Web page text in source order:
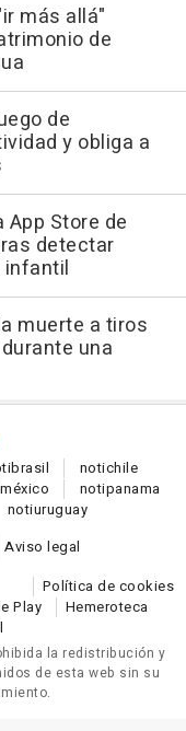
más allá"
de
de
y obliga a
Store de
detectar
infantil
muerte a tiros
una
brasil notichile
méxico notipanama
notiuruguay
Aviso legal
Política de cookies
Play
Hemeroteca
la redistribución y
de esta web sin su